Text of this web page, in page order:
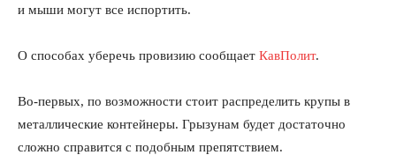
и мыши могут все испортить.
О способах уберечь провизию сообщает КавПолит.
Во-первых, по возможности стоит распределить крупы в
металлические контейнеры. Грызунам будет достаточно
сложно справится с подобным препятствием.